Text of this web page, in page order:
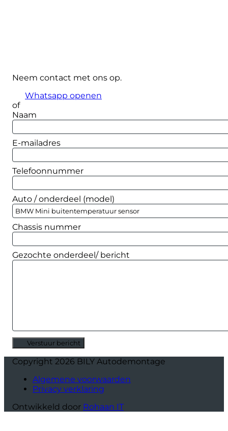
Neem contact met ons op.
Whatsapp openen
of
Naam
E-mailadres
Telefoonnummer
Auto / onderdeel (model)
Chassis nummer
Gezochte onderdeel/ bericht
Verstuur bericht
Copyright 2026 BILY Autodemontage
Algemene voorwaarden
Privacy verklaring
Ontwikkeld door Rohaan IT